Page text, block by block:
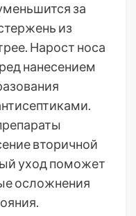
за
из
Нарост носа
нанесением
вторичной
уход поможет
осложнения